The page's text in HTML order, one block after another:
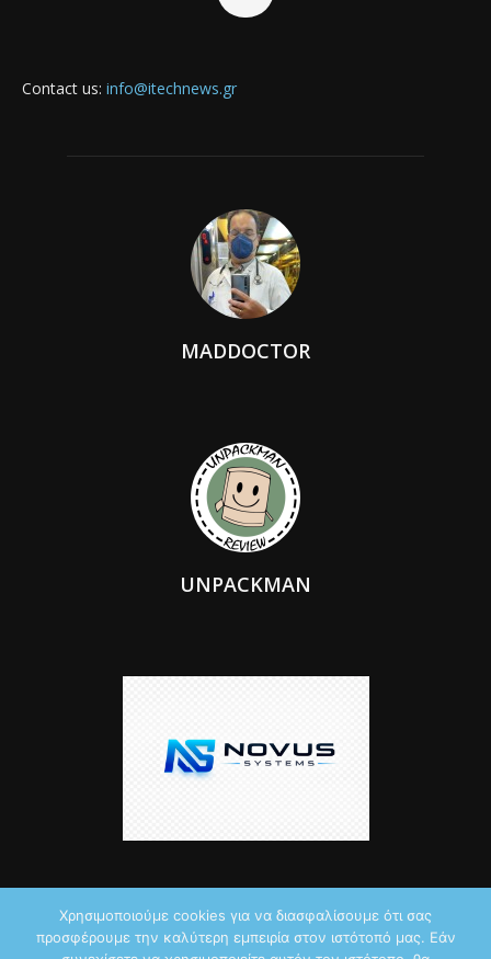
Contact us: info@itechnews.gr
MADDOCTOR
UNPACKMAN
Χρησιμοποιούμε cookies για να διασφαλίσουμε ότι σας
προσφέρουμε την καλύτερη εμπειρία στον ιστότοπό μας. Εάν